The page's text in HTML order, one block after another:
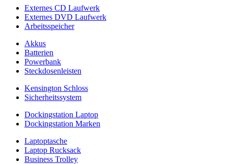
Externes CD Laufwerk
Externes DVD Laufwerk
Arbeitsspeicher
Akkus
Batterien
Powerbank
Steckdosenleisten
Kensington Schloss
Sicherheitssystem
Dockingstation Laptop
Dockingstation Marken
Laptoptasche
Laptop Rucksack
Business Trolley